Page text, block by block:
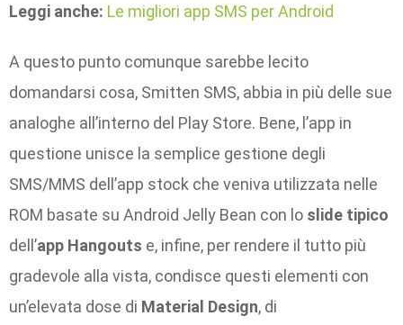
Leggi anche: Le migliori app SMS per Android
A questo punto comunque sarebbe lecito
domandarsi cosa, Smitten SMS, abbia in più delle sue
analoghe all’interno del Play Store. Bene, l’app in
questione unisce la semplice gestione degli
SMS/MMS dell’app stock che veniva utilizzata nelle
ROM basate su Android Jelly Bean con lo slide tipico
dell’app Hangouts e, infine, per rendere il tutto più
gradevole alla vista, condisce questi elementi con
un’elevata dose di Material Design, di